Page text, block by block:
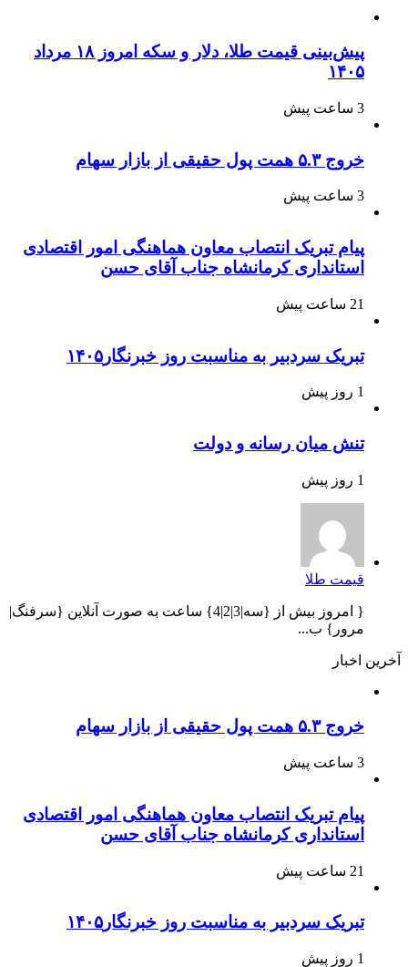
پیش‌بینی قیمت طلا، دلار و سکه امروز ۱۸ مرداد
۱۴۰۵
3 ساعت پیش
خروج ۵.۳ همت پول حقیقی از بازار سهام
3 ساعت پیش
پیام تبریک انتصاب معاون هماهنگی امور اقتصادی
استانداری کرمانشاه جناب آقای حسن
21 ساعت پیش
تبریک سردبیر به مناسبت روز خبرنگار۱۴۰۵
1 روز پیش
تنش میان رسانه و دولت
1 روز پیش
قیمت طلا
{ امروز بیش از {سه|3|2|4} ساعت به صورت آنلاین {سرفنگ|
مرور} ب...
آخرین اخبار
خروج ۵.۳ همت پول حقیقی از بازار سهام
3 ساعت پیش
پیام تبریک انتصاب معاون هماهنگی امور اقتصادی
استانداری کرمانشاه جناب آقای حسن
21 ساعت پیش
تبریک سردبیر به مناسبت روز خبرنگار۱۴۰۵
1 روز پیش